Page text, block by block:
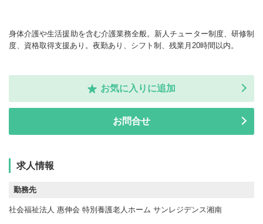
身体介護や生活援助を含む介護業務全般。新人チューター制度、研修制
度、資格取得支援あり。夜勤あり、シフト制、残業月20時間以内。
お気に入りに追加
お問合せ
求人情報
勤務先
社会福祉法人 惠伸会 特別養護老人ホーム サンレジデンス湘南